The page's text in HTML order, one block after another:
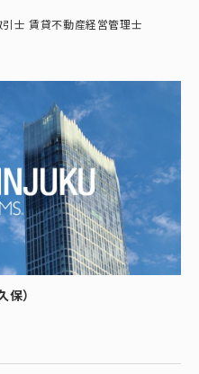
士 賃貸不動産経営管理士
）